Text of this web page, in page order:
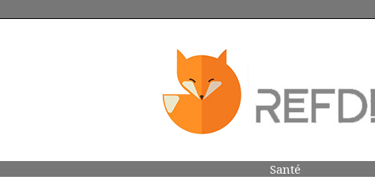
Santé